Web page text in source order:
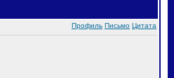
Профиль Письмо Цитата